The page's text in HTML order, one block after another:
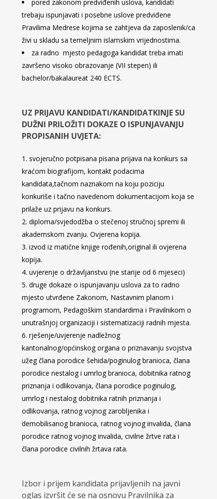
pored zakonom predviđenih uslova, kandidati
trebaju ispunjavati i posebne uslove predviđene
Pravilima Medrese kojima se zahtjeva da zaposlenik/ca
živi u skladu sa temeljnim islamskim vrijednostima.
za radno mjesto pedagoga kandidat treba imati
završeno visoko obrazovanje (VII stepen) ili
bachelor/bakalaureat 240 ECTS.
UZ PRIJAVU KANDIDATI/KANDIDATKINJE SU
DUŽNI PRILOŽITI DOKAZE O ISPUNJAVANJU
PROPISANIH UVJETA:
svojeručno potpisana pisana prijava na konkurs sa
kraćom biografijom, kontakt podacima
kandidata,tačnom naznakom na koju poziciju
konkuriše i tačno navedenom dokumentacijom koja se
prilaže uz prijavu na konkurs.
diploma/svjedodžba o stečenoj stručnoj spremi ili
akademskom zvanju. Ovjerena kopija.
izvod iz matične knjige rođenih,original ili ovjerena
kopija.
uvjerenje o državljanstvu (ne starije od 6 mjeseci)
druge dokaze o ispunjavanju uslova za to radno
mjesto utvrđene Zakonom, Nastavnim planom i
programom, Pedagoškim standardima i Pravilnikom o
unutrašnjoj organizaciji i sistematizaciji radnih mjesta.
rješenje/uvjerenje nadležnog
kantonalnog/općinskog organa o priznavanju svojstva
užeg člana porodice šehida/poginulog branioca, člana
porodice nestalog i umrlog branioca, dobitnika ratnog
priznanja i odlikovanja, člana porodice poginulog,
umrlog i nestalog dobitnika ratnih priznanja i
odlikovanja, ratnog vojnog zarobljenika i
demobilisanog branioca, ratnog vojnog invalida, člana
porodice ratnog vojnog invalida, civilne žrtve rata i
člana porodice civilnih žrtava rata.
Izbor i prijem kandidata prijavljenih na javni
oglas izvršit će se na osnovu Pravilnika za